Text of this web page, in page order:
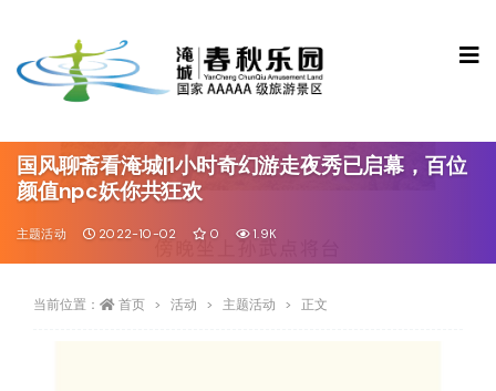
国风聊斋看淹城|1小时奇幻游走夜秀已启幕，百位
颜值npc妖你共狂欢
主题活动 2022-10-02 0 1.9K
当前位置： 首页 活动 主题活动 正文